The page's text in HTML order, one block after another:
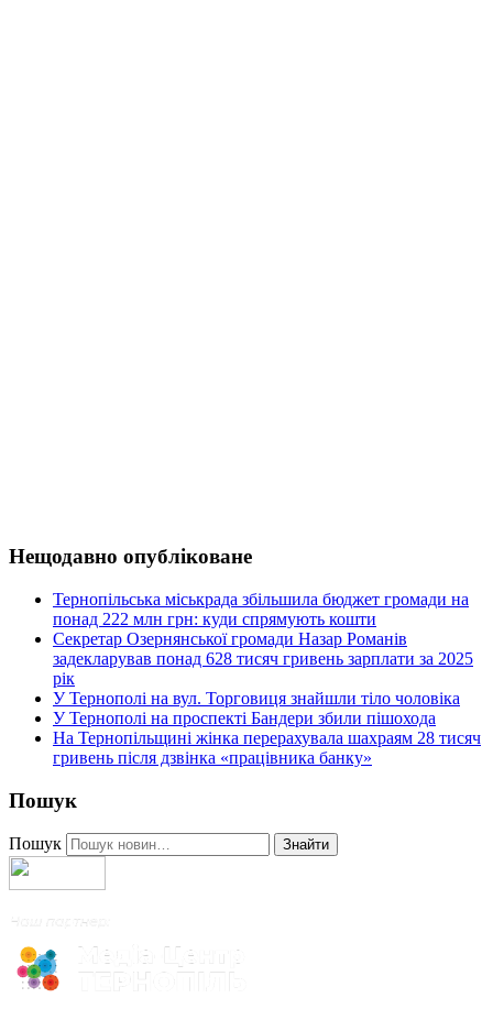
Нещодавно опубліковане
Тернопільська міськрада збільшила бюджет громади на
понад 222 млн грн: куди спрямують кошти
Секретар Озернянської громади Назар Романів
задекларував понад 628 тисяч гривень зарплати за 2025
рік
У Тернополі на вул. Торговиця знайшли тіло чоловіка
У Тернополі на проспекті Бандери збили пішохода
На Тернопільщині жінка перерахувала шахраям 28 тисяч
гривень після дзвінка «працівника банку»
Пошук
Пошук Знайти